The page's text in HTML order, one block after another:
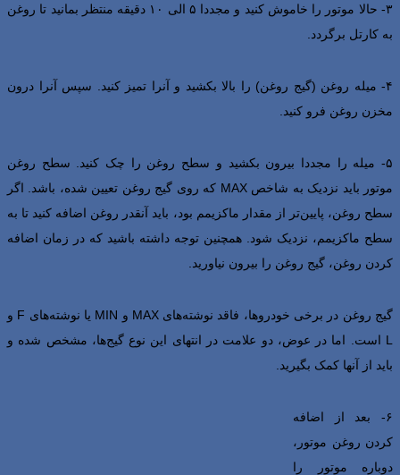
۳- حالا موتور را خاموش کنید و مجددا ۵ الی ۱۰ دقیقه منتظر بمانید تا روغن
به کارتل برگردد.
۴- میله روغن (گیج روغن) را بالا بکشید و آنرا تمیز کنید. سپس آنرا درون
مخزن روغن فرو کنید.
۵- میله را مجددا بیرون بکشید و سطح روغن را چک کنید. سطح روغن
موتور باید نزدیک به شاخص MAX که روی گیج روغن تعیین شده، باشد. اگر
سطح روغن، پایین‌تر از مقدار ماکزیمم بود، باید آنقدر روغن اضافه کنید تا به
سطح ماکزیمم، نزدیک شود. همچنین توجه داشته باشید که در زمان اضافه
کردن روغن، گیج روغن را بیرون نیاورید.
گیج روغن در برخی خودروها، فاقد نوشته‌های MAX و MIN یا نوشته‌های F و
L است. اما در عوض، دو علامت در انتهای این نوع گیج‌ها، مشخص شده و
باید از آنها کمک بگیرید.
۶- بعد از اضافه
کردن روغن موتور،
دوباره موتور را